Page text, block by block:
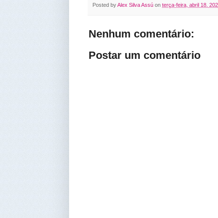
Posted byAlex Silva Assú on terça-feira, abril 18,
Nenhum comentário:
Postar um comentário